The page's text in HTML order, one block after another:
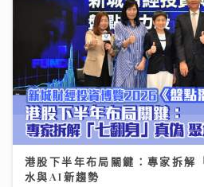
港股下半年布局關鍵：專家拆解
水與AI新趨勢